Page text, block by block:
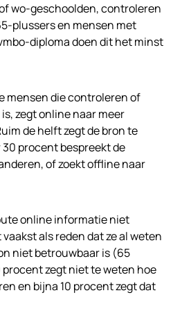
wo-geschoolden, controleren
plussers en mensen met
diploma doen dit het minst
mensen die controleren of
zegt online naar meer
de helft zegt de bron te
procent bespreekt de
of zoekt offline naar
online informatie niet
als reden dat ze al weten
niet betrouwbaar is (65
zegt niet te weten hoe
en bijna 10 procent zegt dat